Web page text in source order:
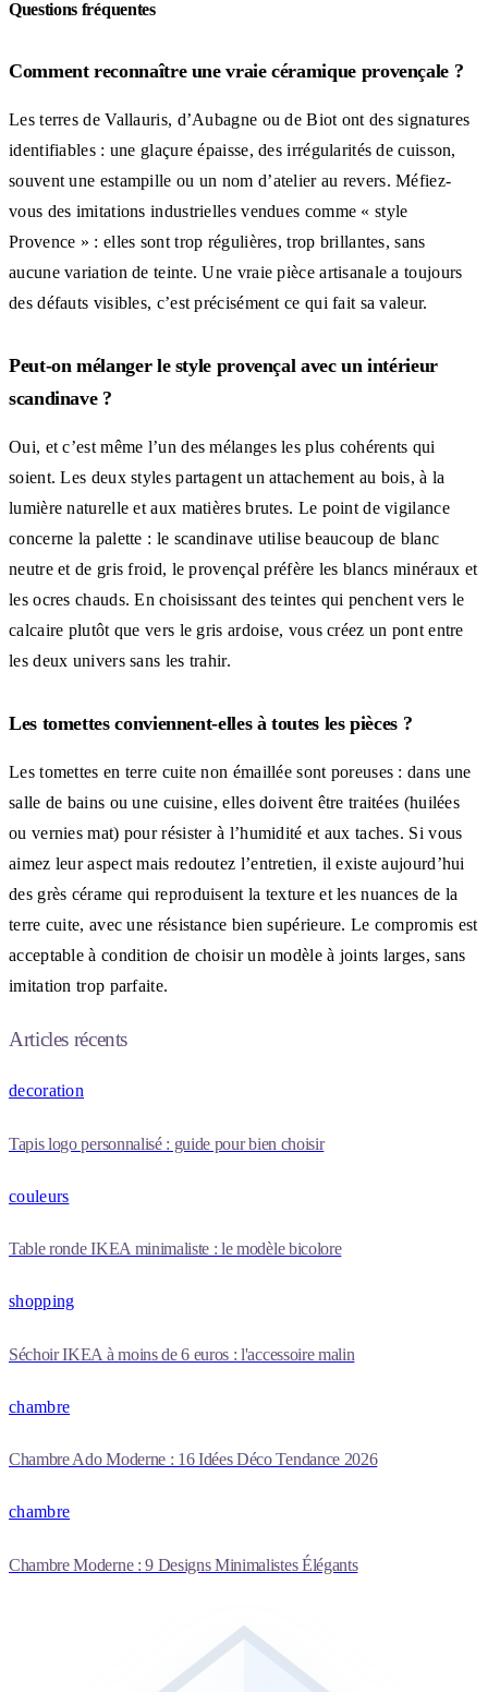
Questions fréquentes
Comment reconnaître une vraie céramique provençale ?
Les terres de Vallauris, d’Aubagne ou de Biot ont des signatures
identifiables : une glaçure épaisse, des irrégularités de cuisson,
souvent une estampille ou un nom d’atelier au revers. Méfiez-
vous des imitations industrielles vendues comme « style
Provence » : elles sont trop régulières, trop brillantes, sans
aucune variation de teinte. Une vraie pièce artisanale a toujours
des défauts visibles, c’est précisément ce qui fait sa valeur.
Peut-on mélanger le style provençal avec un intérieur
scandinave ?
Oui, et c’est même l’un des mélanges les plus cohérents qui
soient. Les deux styles partagent un attachement au bois, à la
lumière naturelle et aux matières brutes. Le point de vigilance
concerne la palette : le scandinave utilise beaucoup de blanc
neutre et de gris froid, le provençal préfère les blancs minéraux et
les ocres chauds. En choisissant des teintes qui penchent vers le
calcaire plutôt que vers le gris ardoise, vous créez un pont entre
les deux univers sans les trahir.
Les tomettes conviennent-elles à toutes les pièces ?
Les tomettes en terre cuite non émaillée sont poreuses : dans une
salle de bains ou une cuisine, elles doivent être traitées (huilées
ou vernies mat) pour résister à l’humidité et aux taches. Si vous
aimez leur aspect mais redoutez l’entretien, il existe aujourd’hui
des grès cérame qui reproduisent la texture et les nuances de la
terre cuite, avec une résistance bien supérieure. Le compromis est
acceptable à condition de choisir un modèle à joints larges, sans
imitation trop parfaite.
Articles récents
decoration
Tapis logo personnalisé : guide pour bien choisir
couleurs
Table ronde IKEA minimaliste : le modèle bicolore
shopping
Séchoir IKEA à moins de 6 euros : l'accessoire malin
chambre
Chambre Ado Moderne : 16 Idées Déco Tendance 2026
chambre
Chambre Moderne : 9 Designs Minimalistes Élégants